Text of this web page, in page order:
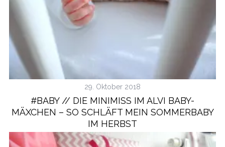
29. Oktober 2018
#BABY // DIE MINIMISS IM ALVI BABY-
MÄXCHEN – SO SCHLÄFT MEIN SOMMERBABY
IM HERBST